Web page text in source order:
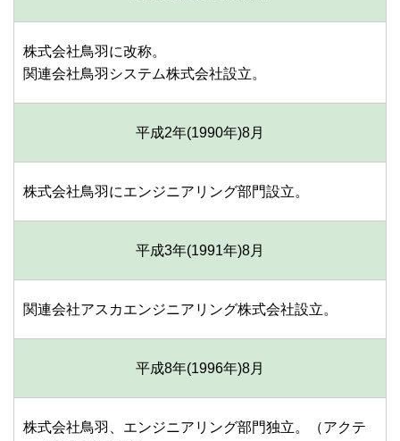
株式会社鳥羽に改称。
関連会社鳥羽システム株式会社設立。
平成2年(1990年)8月
株式会社鳥羽にエンジニアリング部門設立。
平成3年(1991年)8月
関連会社アスカエンジニアリング株式会社設立。
平成8年(1996年)8月
株式会社鳥羽、エンジニアリング部門独立。（アクテ